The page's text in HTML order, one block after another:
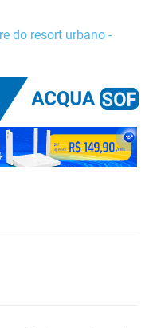
do resort urbano -